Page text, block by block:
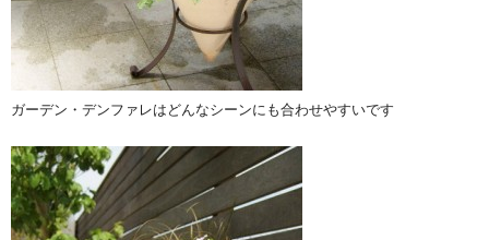
ガーデン・デンファレはどんなシーンにも合わせやすいです